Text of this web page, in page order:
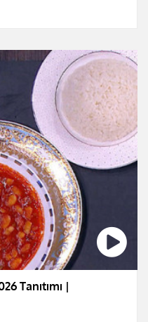
Tanıtımı |